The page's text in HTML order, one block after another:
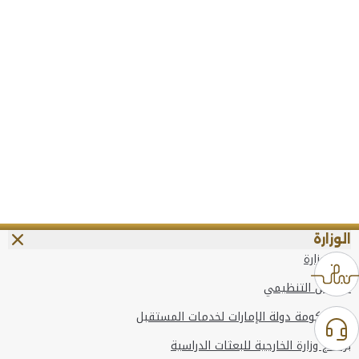
الوزارة
عن الوزارة
الهيكل التنظيمي
وعد حكومة دولة الإمارات لخدمات المستقبل
برنامج وزارة الخارجية للبعثات الدراسية